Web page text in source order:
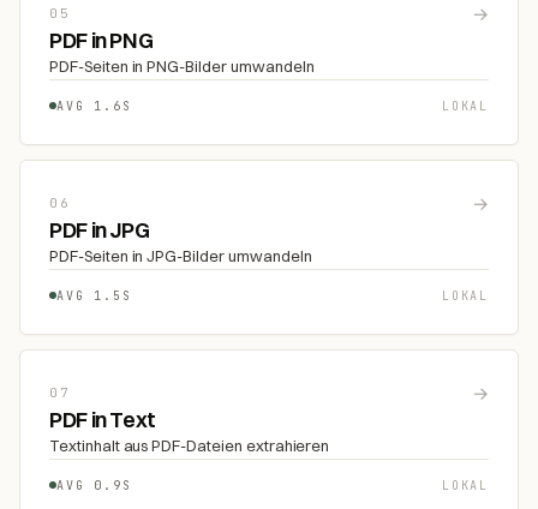
05 →
PDF in PNG
PDF-Seiten in PNG-Bilder umwandeln
AVG 1.6S LOKAL
06 →
PDF in JPG
PDF-Seiten in JPG-Bilder umwandeln
AVG 1.5S LOKAL
07 →
PDF in Text
Textinhalt aus PDF-Dateien extrahieren
AVG 0.9S LOKAL